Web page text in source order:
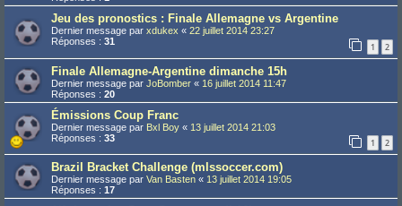
Jeu des pronostics : Finale Allemagne vs Argentine
Dernier message par xdukex « 22 juillet 2014 23:27
Réponses : 31 1 2
Finale Allemagne-Argentine dimanche 15h
Dernier message par JoBomber « 16 juillet 2014 11:47
Réponses : 20
Émissions Coup Franc
Dernier message par Bxl Boy « 13 juillet 2014 21:03
Réponses : 33 1 2
Brazil Bracket Challenge (mlssoccer.com)
Dernier message par Van Basten « 13 juillet 2014 19:05
Réponses : 17